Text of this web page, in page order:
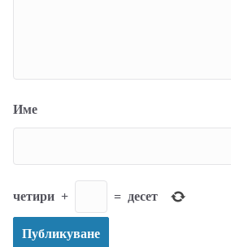
Име
четири + = десет